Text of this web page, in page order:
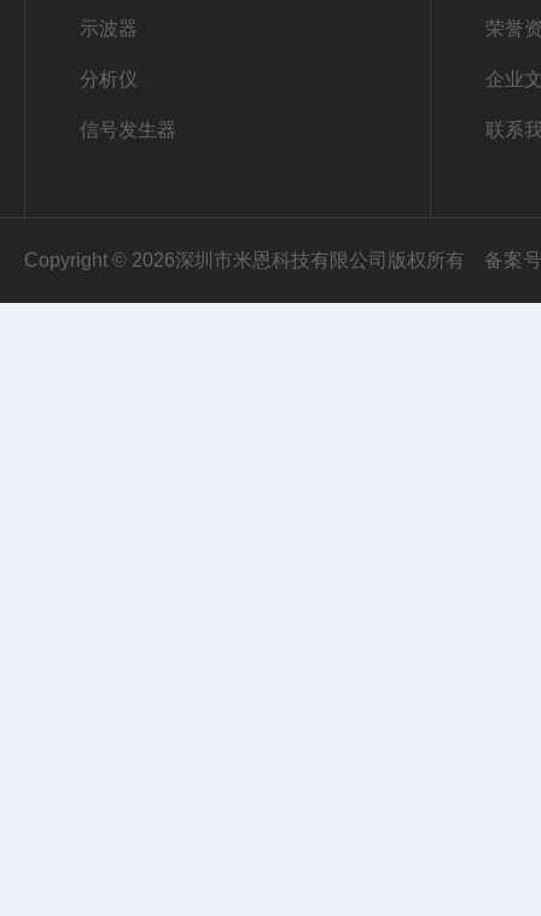
示波器
分析仪
信号发生器
荣誉
企业
联系
Copyright © 2026深圳市米恩科技有限公司版权所有 备案